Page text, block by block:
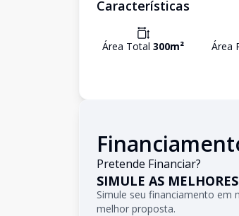
Características
Área Total 300m² Área
Pretende Financiar?
SIMULE AS
Simule seu financiamento em
melhor proposta.